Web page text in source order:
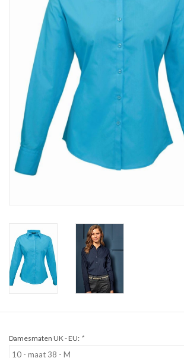
OVERHEMDEN
ONDERGOED
BROEKEN / SHORTS
BODYWARMERS
DENIM / SPIJKERGOED
JACKS / JASSEN
WERKKLEDING
OVERIG
Damesmaten UK - EU: *